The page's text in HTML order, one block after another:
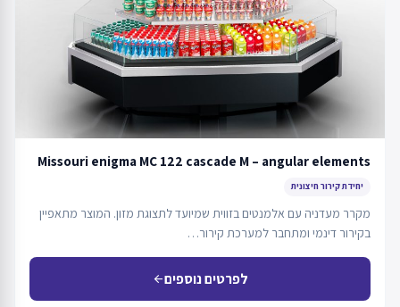
Missouri enigma MC 122 cascade M – angular elements
יחידת קירור חיצונית
מקרר מעדניה עם אלמנטים בזווית שמיועד לתצוגת מזון. המוצר מתאפיין
בקירור דינמי ומתחבר למערכת קירור…
לפרטים נוספיםarrow_back